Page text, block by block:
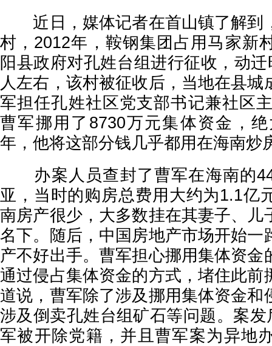
近日，媒体记者在首山镇了解到
村，2012年，鞍钢集团占用马家新
阳县政府对孔姓台组进行征收，动
人左右，该村被征收后，当地在县城
军担任孔姓社区党支部书记兼社区
曹军挪用了8730万元集体资金，
年，他将这部分钱几乎都用在海南炒
办案人员查封了曹军在海南的
亚，当时的购房总费用大约为1.1亿
南房产很少，大多数挂在其妻子、儿
名下。随后，中国房地产市场开始一
产不好出手。曹军担心挪用集体资金
通过侵占集体资金的方式，堵住此前
道说，曹军除了涉及挪用集体资金和
涉及倒卖孔姓台组矿石等问题。案
军被开除党籍，并且曹军案为异地